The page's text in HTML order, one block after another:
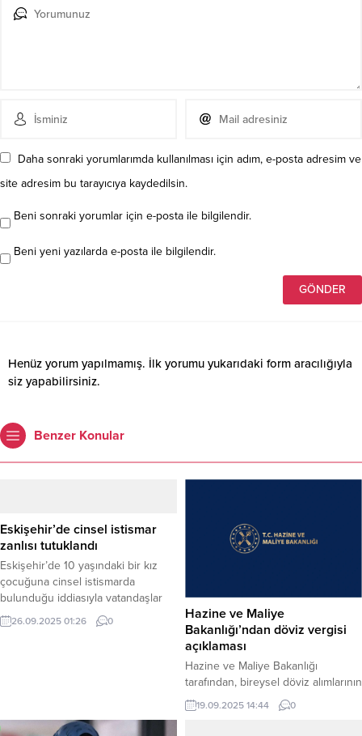
Daha sonraki yorumlarımda kullanılması için adım, e-posta adresim ve
site adresim bu tarayıcıya kaydedilsin.
Beni sonraki yorumlar için e-posta ile bilgilendir.
Beni yeni yazılarda e-posta ile bilgilendir.
Henüz yorum yapılmamış. İlk yorumu yukarıdaki form aracılığıyla
siz yapabilirsiniz.
Benzer Konular
Eskişehir’de cinsel istismar
zanlısı tutuklandı
Eskişehir’de 10 yaşındaki bir kız
çocuğuna cinsel istismarda
bulunduğu iddiasıyla vatandaşlar
tarafından yakalanan şüpheli,
çıkarıldığı mahkemece tutuklandı.
inşaat içerisinde cinsel istismarda
26.09.2025 01:26 0
Hazine ve Maliye
Bakanlığı’ndan döviz vergisi
açıklaması
Hazine ve Maliye Bakanlığı
tarafından, bireysel döviz alımlarının
vergi dışı olmadığına dikka çekildi.
Ticari döviz alım satımından elde
19.09.2025 14:44 0